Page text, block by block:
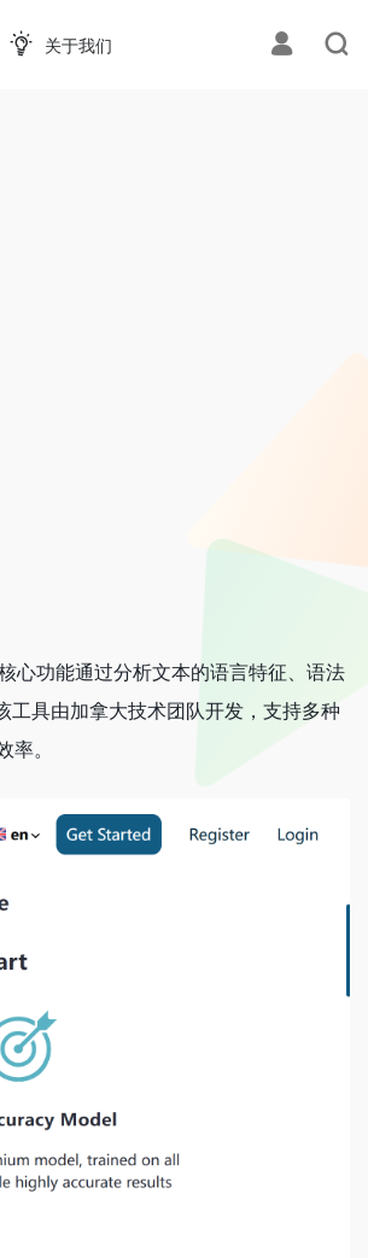
关于我们
心功能通过分析文本的语言特征、语法
具由加拿大技术团队开发，支持多种
。